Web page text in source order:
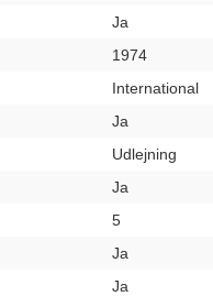
Ja
1974
International
Ja
Udlejning
Ja
5
Ja
Ja